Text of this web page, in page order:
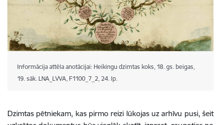
Informācija attēla anotācijai: Heikingu dzimtas koks, 18. gs. beigas,
19. sāk. LNA_LVVA, F1100_7_2, 24. lp.
Dzimtas pētniekam, kas pirmo reizi lūkojas uz arhīvu pusi, šeit